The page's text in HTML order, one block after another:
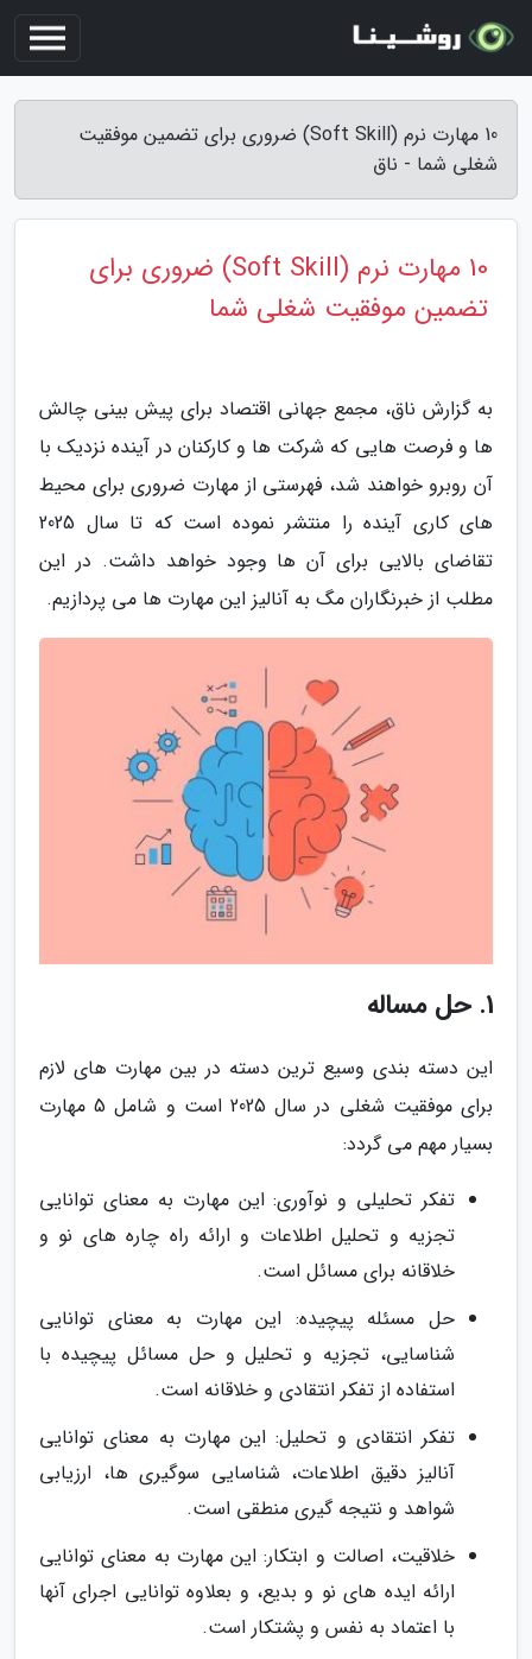
10 مهارت نرم (Soft Skill) ضروری برای تضمین موفقیت
شغلی شما - ناق
10 مهارت نرم (Soft Skill) ضروری برای
تضمین موفقیت شغلی شما
به گزارش ناق، مجمع جهانی اقتصاد برای پیش بینی چالش
ها و فرصت هایی که شرکت ها و کارکنان در آینده نزدیک با
آن روبرو خواهند شد، فهرستی از مهارت ضروری برای محیط
های کاری آینده را منتشر نموده است که تا سال 2025
تقاضای بالایی برای آن ها وجود خواهد داشت. در این
مطلب از خبرنگاران مگ به آنالیز این مهارت ها می پردازیم.
1. حل مساله
این دسته بندی وسیع ترین دسته در بین مهارت های لازم
برای موفقیت شغلی در سال 2025 است و شامل 5 مهارت
بسیار مهم می گردد:
تفکر تحلیلی و نوآوری: این مهارت به معنای توانایی
تجزیه و تحلیل اطلاعات و ارائه راه چاره های نو و
خلاقانه برای مسائل است.
حل مسئله پیچیده: این مهارت به معنای توانایی
شناسایی، تجزیه و تحلیل و حل مسائل پیچیده با
استفاده از تفکر انتقادی و خلاقانه است.
تفکر انتقادی و تحلیل: این مهارت به معنای توانایی
آنالیز دقیق اطلاعات، شناسایی سوگیری ها، ارزیابی
شواهد و نتیجه گیری منطقی است.
خلاقیت، اصالت و ابتکار: این مهارت به معنای توانایی
ارائه ایده های نو و بدیع، و بعلاوه توانایی اجرای آنها
با اعتماد به نفس و پشتکار است.